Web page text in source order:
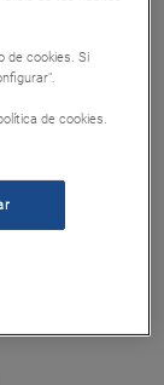
de cookies. Si
de cookies.